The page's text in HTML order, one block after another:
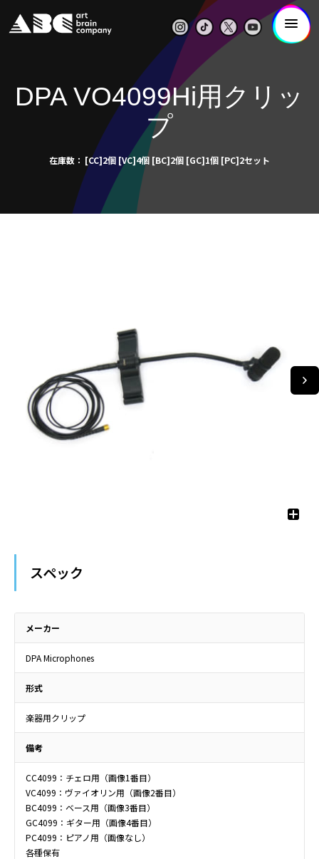
DPA VO4099Hi用クリッ
プ
在庫数 [CC]2個 [VC]4個 [BC]2個 [GC]1個 [PC]2セット
スペック
メーカー
DPA Microphones
形式
楽器用クリップ
備考
CC4099：チェロ用（画像1番目）
VC4099：ヴァイオリン用（画像2番目）
BC4099：ベース用（画像3番目）
GC4099：ギター用（画像4番目）
PC4099：ピアノ用（画像なし）
各種保有